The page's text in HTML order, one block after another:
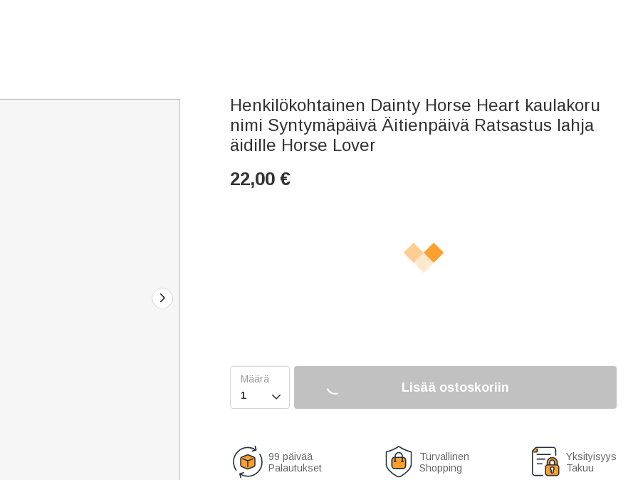
Henkilökohtainen Dainty Horse Heart kaulakoru
nimi Syntymäpäivä Äitienpäivä Ratsastus lahja
äidille Horse Lover
22,00 €

Lisää ostoskoriin
99 päivää
Palautukset
Turvallinen
Shopping
Yksityisyys
Takuu